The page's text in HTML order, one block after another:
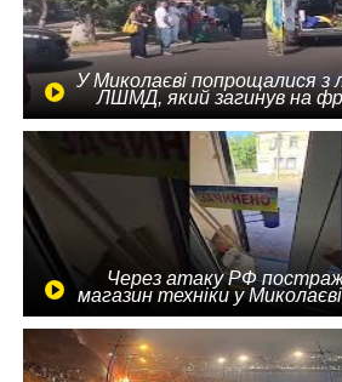
У Миколаєві попрощалися з
ЛШМД, який загинув на
Через атаку РФ
магазин техніки у